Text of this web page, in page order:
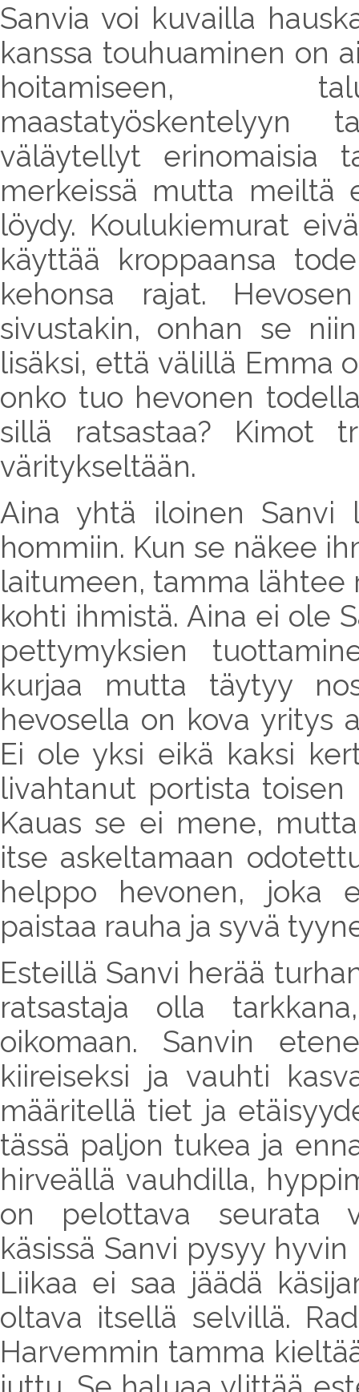
Sanvia voi kuvailla
kanssa touhuaminen on
hoitamiseen,
väläytellyt erinomaisia
merkeissä mutta meiltä
löydy. Koulukiemurat
käyttää kroppaansa
kehonsa rajat.
sivustakin, onhan se
lisäksi, että välillä Emma
onko tuo hevonen
sillä ratsastaa? Kimot
väritykseltään.
Aina yhtä iloinen Sanvi
hommiin. Kun se näkee
laitumeen, tamma lähtee
kohti ihmistä. Aina ei ole
pettymyksien
kurjaa mutta täytyy
hevosella on kova yritys
Ei ole yksi eikä kaksi
livahtanut portista toisen
Kauas se ei mene,
itse askeltamaan
helppo hevonen, joka
paistaa rauha ja syvä
Esteillä Sanvi herää
ratsastaja olla
oikomaan. Sanvin
kiireiseksi ja vauhti
määritellä tiet ja
tässä paljon tukea ja
hirveällä vauhdilla,
on pelottava seurata
käsissä Sanvi pysyy
Liikaa ei saa jäädä
oltava itsellä selvillä.
Harvemmin tamma